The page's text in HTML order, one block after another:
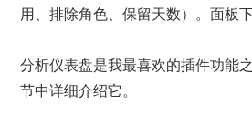
用、排除角色、保留天数）。面板
分析仪表盘是我最喜欢的插件功能
节中详细介绍它。